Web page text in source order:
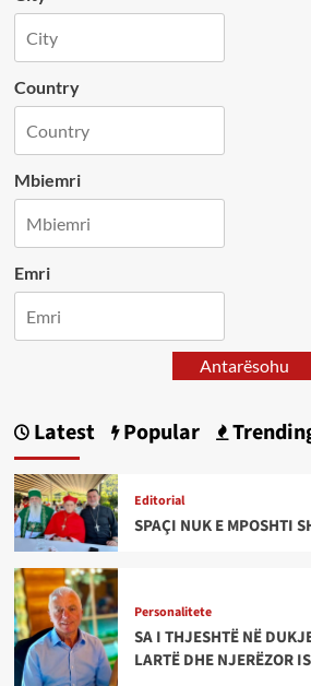
Country
Mbiemri
Emri
Antarësohu
Latest Popular
Editorial
SPAÇI NUK E MPOSHTI
Personalitete
SA I THJESHTË NË
LARTË DHE NJERËZOR